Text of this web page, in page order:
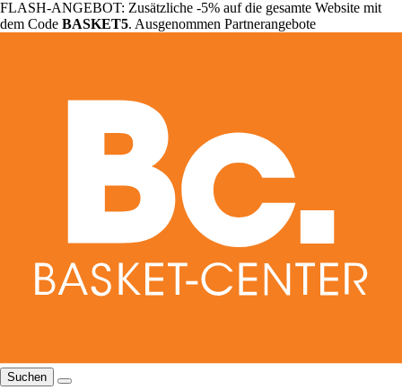
FLASH-ANGEBOT: Zusätzliche -5% auf die gesamte Website mit
dem Code BASKET5. Ausgenommen Partnerangebote
Suchen